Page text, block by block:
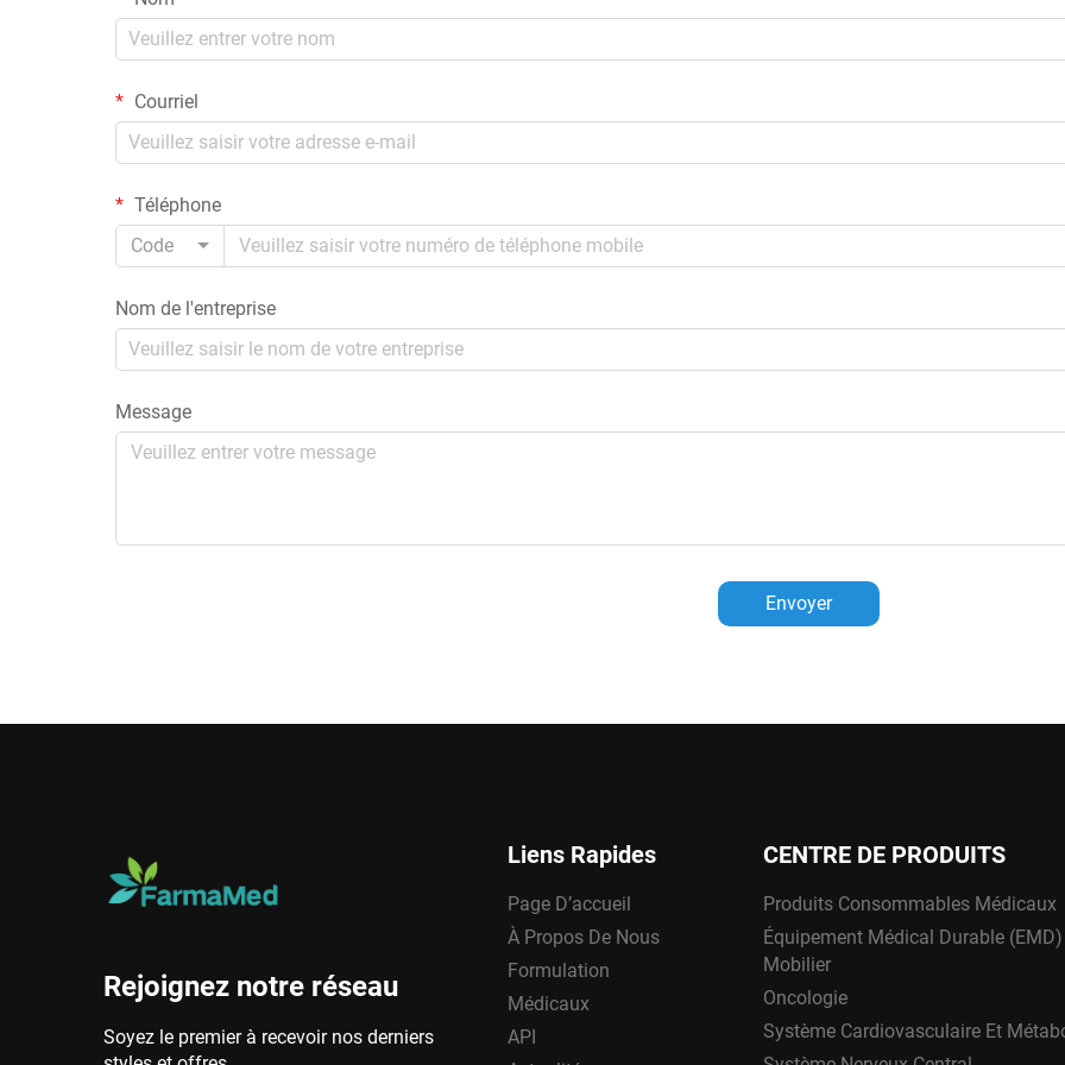
Courriel
Téléphone
Code
Nom de l'entreprise
Message
Envoyer
Rejoignez notre réseau
Soyez le premier à recevoir nos derniers
Liens Rapides
Page D’accueil
À Propos De Nous
Formulation
Médicaux
API
CENTRE DE PRODUITS
Produits Consommables Médicaux
Équipement Médical Durable
Mobilier
Oncologie
Système Cardiovasculaire Et